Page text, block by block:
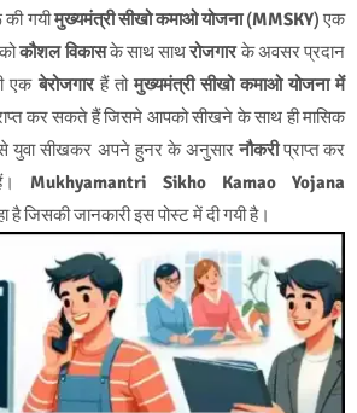
की गयीमुख्यमंत्री सीखो कमाओ योजना(MMSKY) एक
कौशल विकासके साथ साथरोजगारके अवसर प्रदान
एकबेरोजगारहैं तोमुख्यमंत्री सीखो कमाओ योजना में
कर सकते हैं जिसमे आपको सीखने के साथ ही मासिक
से युवा सीखकर अपने हुनर के अनुसारनौकरीप्राप्त कर
Mukhyamantri Sikho Kamao Yojana
है जिसकी जानकारी इस पोस्ट में दी गयी है।